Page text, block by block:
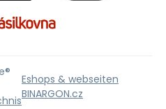
Eshops & webseiten
BINARGON.cz